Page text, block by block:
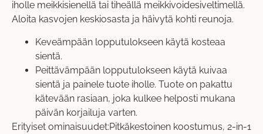
iholle meikkisienellä tai tiheällä meikkivoidesiveltimellä.
Aloita kasvojen keskiosasta ja häivytä kohti reunoja.
Keveämpään lopputulokseen käytä kosteaa
sientä.
Peittävämpään lopputulokseen käytä kuivaa
sientä ja painele tuote iholle. Tuote on pakattu
kätevään rasiaan, joka kulkee helposti mukana
päivän korjailuja varten.
Erityiset ominaisuudet:Pitkäkestoinen koostumus, 2-in-1